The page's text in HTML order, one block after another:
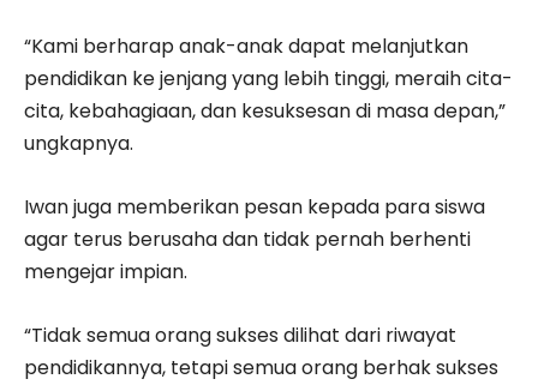
“Kami berharap anak-anak dapat melanjutkan
pendidikan ke jenjang yang lebih tinggi, meraih cita-
cita, kebahagiaan, dan kesuksesan di masa depan,”
ungkapnya.
Iwan juga memberikan pesan kepada para siswa
agar terus berusaha dan tidak pernah berhenti
mengejar impian.
“Tidak semua orang sukses dilihat dari riwayat
pendidikannya, tetapi semua orang berhak sukses